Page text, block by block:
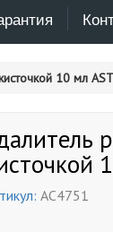
10 мл
AC4751